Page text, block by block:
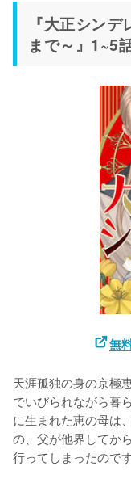
『大正シン
まで～』1~5
無
天涯孤独の身の京極
でいびられながら暮
に生まれた恵の母は
の、父が他界してか
行ってしまったのです